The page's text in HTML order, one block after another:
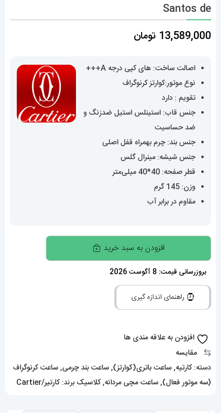
Santos de
13,589,000 تومان
اصالت ساخت: های کپی درجه A+++
نوع موتور:کوارتز کرنوگراف
تقویم : دارد
جنس قاب: استینلس استیل ضدزنگ و
ضد حساسیت
جنس بند: چرم بهمراه قفل اصلی
جنس شیشه: مینرال گلس
قطر صفحه: 40*40 میلی‌متر
وزن: 145 گرم
مقاوم در برابر آب
ساعت
کارتیه
مردانه
مدل
دسانتوس
چرم
استیل
افزودن به سبد خرید
بروزرسانی قیمت: 8 آگوست 2026
راهنمای اندازه گیری
افزودن به علاقه مندی ها
مقایسه
دسته:کارتیه,ساعت باتری(کوارتز),ساعت بند چرمی,ساعت کرنوگراف
(سه موتور فعال),ساعت مچی مردانه,کلاسیک برند:کارتیر/Cartier